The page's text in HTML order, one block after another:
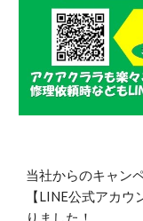
当社からのキャン
【LINE公式アカ
りました！